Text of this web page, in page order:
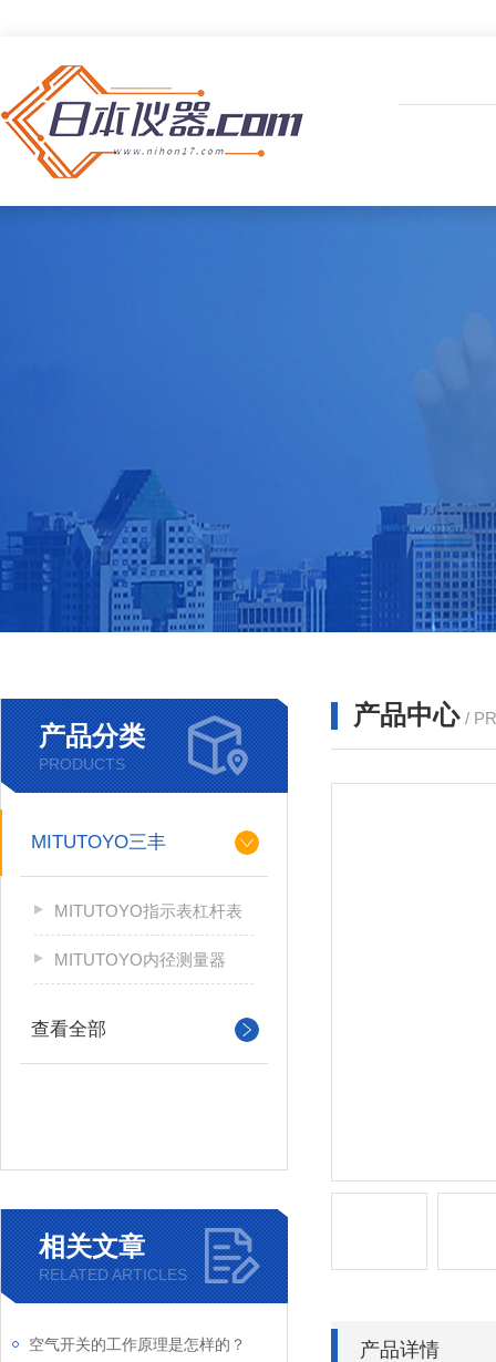
产品分类
PRODUCTS
MITUTOYO三丰
MITUTOYO指示表杠杆表
MITUTOYO内径测量器
查看全部
相关文章
RELATED ARTICLES
空气开关的工作原理是怎样的？
产品中心 /
产品详情